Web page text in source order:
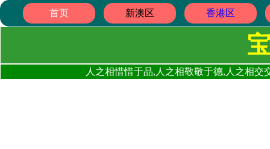
首页 新澳区 香港区
人之相惜惜于品,人之相敬敬于德,人之相